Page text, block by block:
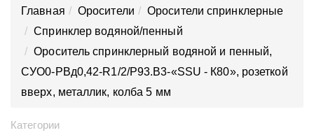
Главная Оросители
Оросители спринклерные
Спринклер водяной/пенный
Ороситель спринклерный водяной и пенный,
CУO0-PВд0,42-R1/2/P93.B3-«SSU - К80», розеткой
вверх, металлик, колба 5 мм
Категории